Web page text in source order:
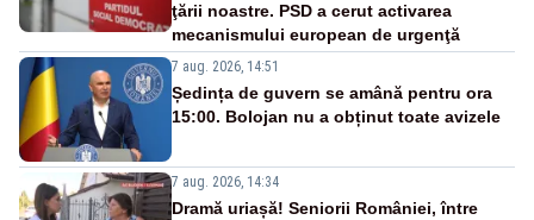
ţării noastre. PSD a cerut activarea
mecanismului european de urgenţă
7 aug. 2026, 14:51
Ședința de guvern se amână pentru ora
15:00. Bolojan nu a obținut toate avizele
7 aug. 2026, 14:34
Dramă uriașă! Seniorii României, între